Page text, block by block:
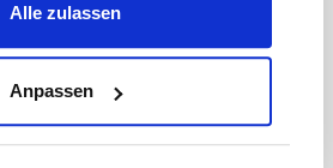
Alle zulassen
Anpassen
einem Warenwert von 200 € einlösbar.
Alle Daten werden vertraulich